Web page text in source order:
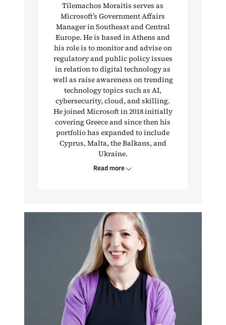
Tilemachos Moraitis serves as
Microsoft’s Government Affairs
Manager in Southeast and Central
Europe. He is based in Athens and
his role is to monitor and advise on
regulatory and public policy issues
in relation to digital technology as
well as raise awareness on trending
technology topics such as AI,
cybersecurity, cloud, and skilling.
He joined Microsoft in 2018 initially
covering Greece and since then his
portfolio has expanded to include
Cyprus, Malta, the Balkans, and
Ukraine.
Read more